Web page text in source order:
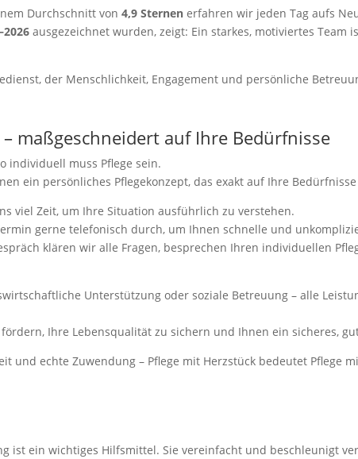
Durchschnitt von4,9 Sternen erfahren wir jeden Tag aufs
ausgezeichnet wurden, zeigt: Ein starkes, motiviertes Team
der Menschlichkeit, Engagement und persönliche
maßgeschneidert auf Ihre Bedürfnisse
individuell muss Pflege sein.
ein persönliches Pflegekonzept, das exakt auf Ihre
viel Zeit, um Ihre Situation ausführlich zu verstehen.
gerne telefonisch durch, um Ihnen schnelle und
klären wir alle Fragen, besprechen Ihren individuellen
Unterstützung oder soziale Betreuung – alle
Ihre Lebensqualität zu sichern und Ihnen ein sicheres,
und echte Zuwendung – Pflege mit Herzstück bedeutet Pflege
ist ein wichtiges Hilfsmittel. Sie vereinfacht und beschleunigt